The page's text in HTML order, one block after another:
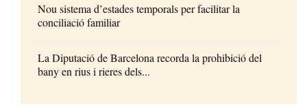
Nou sistema d’estades temporals per facilitar la
conciliació familiar
La Diputació de Barcelona recorda la prohibició del
bany en rius i rieres dels...